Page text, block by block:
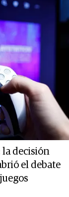
la decisión
el debate